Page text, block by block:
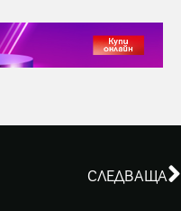
СЛЕДВАЩА